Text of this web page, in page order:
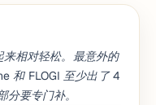
相对轻松。最意外的
和 FLOGI 至少出了 4
要专门补。